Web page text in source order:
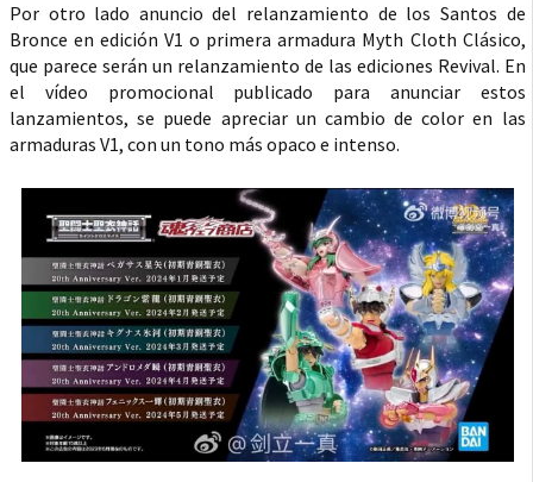
Por otro lado anuncio del relanzamiento de los Santos de
Bronce en edición V1 o primera armadura Myth Cloth Clásico,
que parece serán un relanzamiento de las ediciones Revival. En
el vídeo promocional publicado para anunciar estos
lanzamientos, se puede apreciar un cambio de color en las
armaduras V1, con un tono más opaco e intenso.